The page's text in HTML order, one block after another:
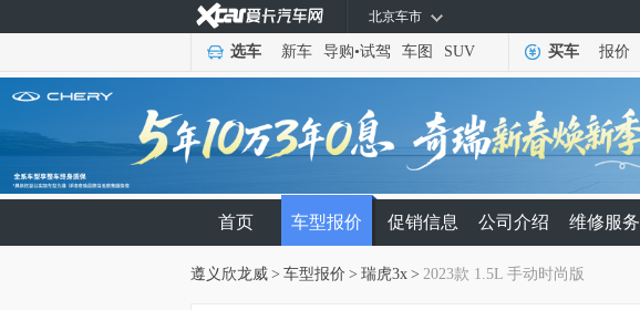
北京车市
选车 新车 导购•试驾 车图 SUV 买车 报价
首页 车型报价 促销信息 公司介绍 维修服务
遵义欣龙威 > 车型报价 > 瑞虎3x > 2023款 1.5L 手动时尚版